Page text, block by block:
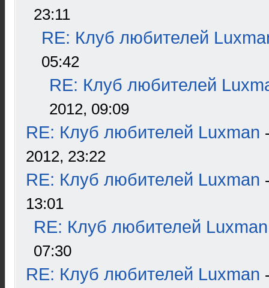
23:11
RE: Клуб любителей
05:42
RE: Клуб любителей
2012, 09:09
RE: Клуб любителей Luxman
2012, 23:22
RE: Клуб любителей Luxman
13:01
RE: Клуб любителей Luxman
07:30
RE: Клуб любителей Luxman